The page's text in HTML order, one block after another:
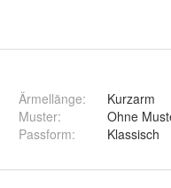
Ärmellänge:
Kurzarm
Muster:
Ohne
Passform: Klassisch